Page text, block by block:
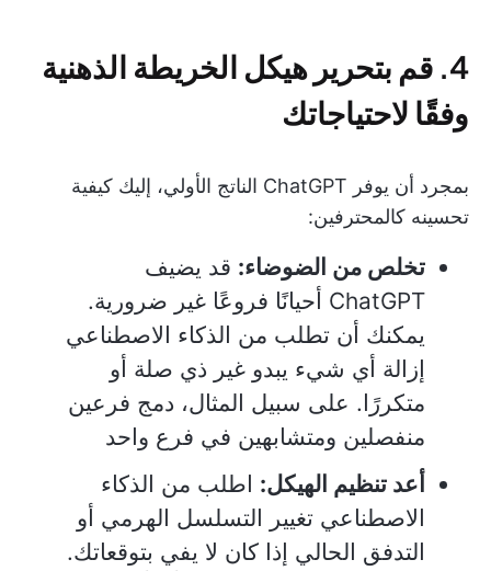
4. قم بتحرير هيكل الخريطة الذهنية
وفقًا لاحتياجاتك
بمجرد أن يوفر ChatGPT الناتج الأولي، إليك كيفية
تحسينه كالمحترفين:
تخلص من الضوضاء: قد يضيف
ChatGPT أحيانًا فروعًا غير ضرورية.
يمكنك أن تطلب من الذكاء الاصطناعي
إزالة أي شيء يبدو غير ذي صلة أو
متكررًا. على سبيل المثال، دمج فرعين
منفصلين ومتشابهين في فرع واحد
أعد تنظيم الهيكل: اطلب من الذكاء
الاصطناعي تغيير التسلسل الهرمي أو
التدفق الحالي إذا كان لا يفي بتوقعاتك.